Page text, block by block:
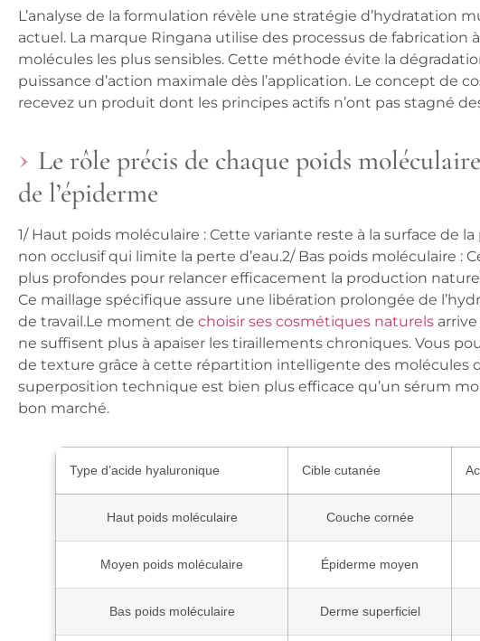
L’analyse de la formulation révèle une stratégie d’hydratation
actuel. La marque Ringana utilise des processus de fabrication
molécules les plus sensibles. Cette méthode évite la
puissance d’action maximale dès l’application. Le concept de
recevez un produit dont les principes actifs n’ont pas stagné
Le rôle précis de chaque poids
de l’épiderme
1/ Haut poids moléculaire : Cette variante reste à la surface de
non occlusif qui limite la perte d’eau.2/ Bas poids moléculaire :
plus profondes pour relancer efficacement la production
Ce maillage spécifique assure une libération prolongée de
de travail.Le moment de choisir ses cosmétiques naturels
ne suffisent plus à apaiser les tiraillements chroniques. Vous
de texture grâce à cette répartition intelligente des molécules
superposition technique est bien plus efficace qu’un sérum
bon marché.
Type d’acide hyaluronique Cible cutanée
Haut poids moléculaire Couche cornée
Moyen poids moléculaire Épiderme moyen
Bas poids moléculaire Derme superficiel